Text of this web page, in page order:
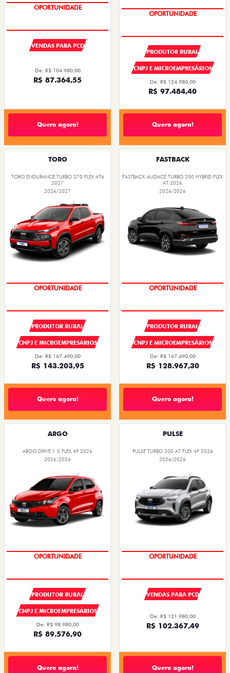
OPORTUNIDADE
VENDAS PARA PCD
De: R$ 104.980,00
R$ 87.364,55
Quero agora!
SUPER DESCONTO
PRODUTOR RURAL
CNPJ E MICROEMPRESÁRIOS
De: R$ 124.980,00
R$ 97.484,40
Quero agora!
TORO
TORO ENDURANCE TURBO 270 FLEX AT6
2027
2026/2027
SUPER DESCONTO
PRODUTOR RURAL
CNPJ E MICROEMPRESÁRIOS
De: R$ 167.490,00
R$ 143.203,95
Quero agora!
FASTBACK
FASTBACK AUDACE TURBO 200 HYBRID FLEX
AT 2026
2026/2026
SUPER DESCONTO
PRODUTOR RURAL
CNPJ E MICROEMPRESÁRIOS
De: R$ 167.490,00
R$ 128.967,30
Quero agora!
ARGO
ARGO DRIVE 1.0 FLEX 4P 2026
2026/2026
SUPER DESCONTO
PRODUTOR RURAL
CNPJ E MICROEMPRESÁRIOS
De: R$ 98.980,00
R$ 89.576,90
Quero agora!
PULSE
PULSE TURBO 200 AT FLEX 4P 2026
2026/2026
SUPER DESCONTO
VENDAS PARA PCD
De: R$ 121.980,00
R$ 102.367,49
Quero agora!